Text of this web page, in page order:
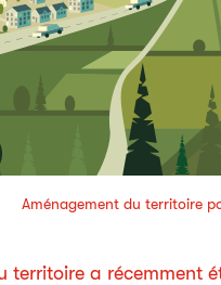
Aménagement du territoire
territoire a récemment